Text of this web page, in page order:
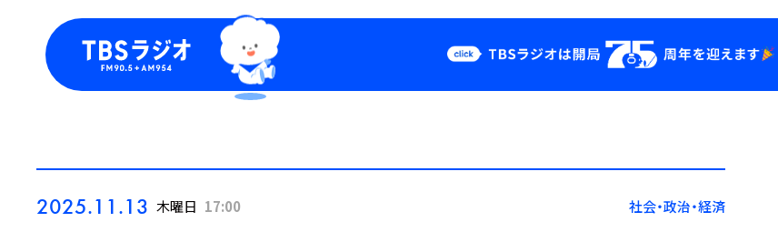
Podcast
YouTube
会社情報
2025.11.13 木曜日 17:00 社会・政治・経済